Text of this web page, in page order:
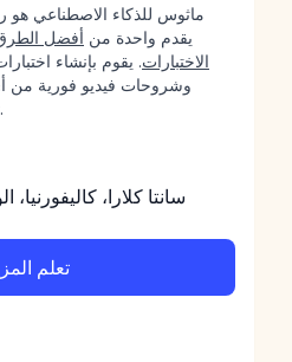
ماثوس للذكاء الاصطناعي هو
يقدم واحدة من أفضل
الاختبارات. يقوم بإنشاء
وشروحات فيديو فورية من
تحميلها لتحديد نقاط ضعفك.
سانتا كلارا، كاليفورنيا،
تعلم